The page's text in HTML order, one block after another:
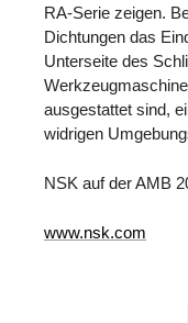
RA-Serie zeigen.
Dichtungen das
Unterseite des
ausgestattet sind,
widrigen
NSK auf der AMB
www.nsk.com